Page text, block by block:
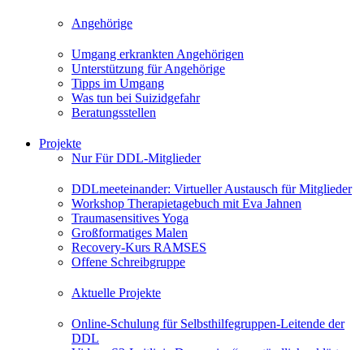
Angehörige
Umgang erkrankten Angehörigen
Unterstützung für Angehörige
Tipps im Umgang
Was tun bei Suizidgefahr
Beratungsstellen
Projekte
Nur Für DDL-Mitglieder
DDLmeeteinander: Virtueller Austausch für Mitglieder
Workshop Therapietagebuch mit Eva Jahnen
Traumasensitives Yoga
Großformatiges Malen
Recovery-Kurs RAMSES
Offene Schreibgruppe
Aktuelle Projekte
Online-Schulung für Selbsthilfegruppen-Leitende der
DDL